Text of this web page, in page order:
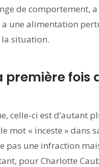
de comportement,
une alimentation
situation.
première fois
celle-ci est d’autant
mot « inceste » dans
pas une infraction
pour Charlotte